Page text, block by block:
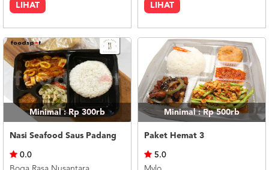
LIHAT LIHAT
Minimal : Rp 300rb
Nasi Seafood Saus Padang
0.0
Minimal : Rp 500rb
Paket Hemat 3
5.0